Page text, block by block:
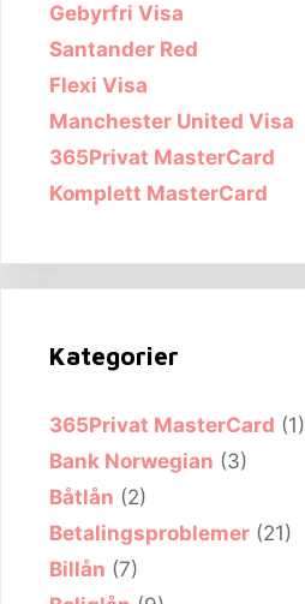
Gebyrfri Visa
Santander Red
Flexi Visa
Manchester United Visa
365Privat MasterCard
Komplett MasterCard
Kategorier
365Privat MasterCard (1)
Bank Norwegian (3)
Båtlån (2)
Betalingsproblemer (21)
Billån (7)